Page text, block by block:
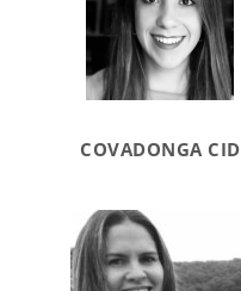
COVADONGA CID